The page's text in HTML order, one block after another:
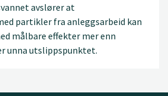
avslører at
partikler fra anleggsarbeid kan
målbare effekter mer enn
unna utslippspunktet.